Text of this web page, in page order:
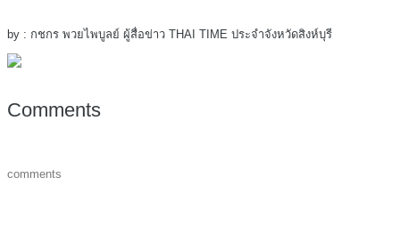
by : กชกร พวยไพบูลย์ ผู้สื่อข่าว THAI TIME ประจำจังหวัดสิงห์บุรี
Comments
comments